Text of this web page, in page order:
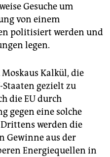
Gesuche um
von einem
politisiert werden und
legen.
Kalkül, die
gezielt zu
die EU durch
gegen eine solche
werden die
Gewinne aus der
Energiequellen in